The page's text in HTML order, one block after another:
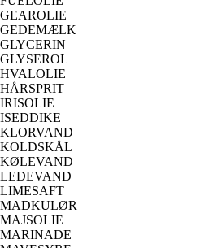
GEAROLIE
GEDEMÆLK
GLYCERIN
GLYSEROL
HVALOLIE
HÅRSPRIT
IRISOLIE
ISEDDIKE
KLORVAND
KOLDSKÅL
KØLEVAND
LEDEVAND
LIMESAFT
MADKULØR
MAJSOLIE
MARINADE